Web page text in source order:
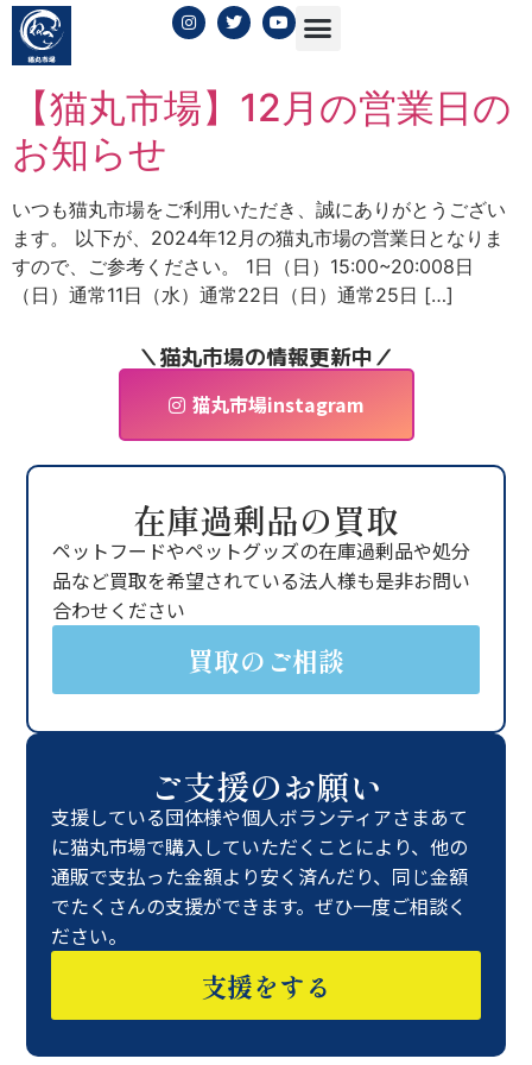
日: 2024年11月28日
【猫丸市場】12月の営業日の
お知らせ
いつも猫丸市場をご利用いただき、誠にありがとうござい
ます。 以下が、2024年12月の猫丸市場の営業日となりま
すので、ご参考ください。 1日（日）15:00~20:008日
（日）通常11日（水）通常22日（日）通常25日 […]
＼猫丸市場の情報更新中／
猫丸市場instagram
在庫過剰品の買取
ペットフードやペットグッズの在庫過剰品や処分
品など買取を希望されている法人様も是非お問い
合わせください
買取のご相談
ご支援のお願い
支援している団体様や個人ボランティアさまあて
に猫丸市場で購入していただくことにより、他の
通販で支払った金額より安く済んだり、同じ金額
でたくさんの支援ができます。ぜひ一度ご相談く
ださい。
支援をする